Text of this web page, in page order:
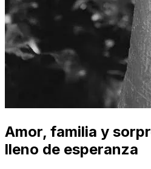
Amor, familia y
lleno de esperanza